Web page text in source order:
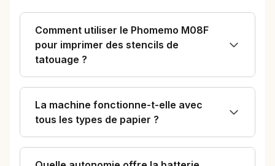
Comment utiliser le Phomemo M08F
pour imprimer des stencils de
tatouage ?
La machine fonctionne-t-elle avec
tous les types de papier ?